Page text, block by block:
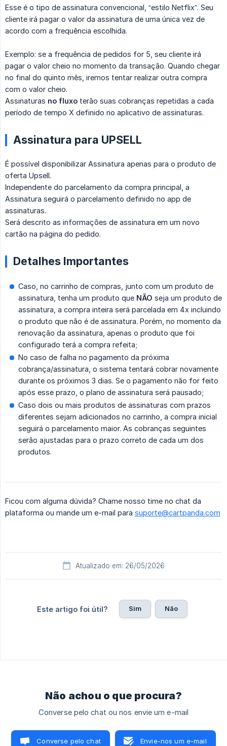
Esse é o tipo de assinatura convencional, “estilo Netflix”. Seu
cliente irá pagar o valor da assinatura de uma única vez de
acordo com a frequência escolhida.
Exemplo: se a frequência de pedidos for 5, seu cliente irá
pagar o valor cheio no momento da transação. Quando chegar
no final do quinto mês, iremos tentar realizar outra compra
com o valor cheio.
Assinaturas no fluxo terão suas cobranças repetidas a cada
período de tempo X definido no aplicativo de assinaturas.
Assinatura para UPSELL
É possível disponibilizar Assinatura apenas para o produto de
oferta Upsell.
Independente do parcelamento da compra principal, a
Assinatura seguirá o parcelamento definido no app de
assinaturas.
Será descrito as informações de assinatura em um novo
cartão na página do pedido.
Detalhes Importantes
Caso, no carrinho de compras, junto com um produto de
assinatura, tenha um produto que NÃO seja um produto de
assinatura, a compra inteira será parcelada em 4x incluindo
o produto que não é de assinatura. Porém, no momento da
renovação da assinatura, apenas o produto que foi
configurado terá a compra refeita;
No caso de falha no pagamento da próxima
cobrança/assinatura, o sistema tentará cobrar novamente
durante os próximos 3 dias. Se o pagamento não for feito
após esse prazo, o plano de assinatura será pausado;
Caso dois ou mais produtos de assinaturas com prazos
diferentes sejam adicionados no carrinho, a compra inicial
seguirá o parcelamento maior. As cobranças seguintes
serão ajustadas para o prazo correto de cada um dos
produtos.
Ficou com alguma dúvida? Chame nosso time no chat da
plataforma ou mande um e-mail para suporte@cartpanda.com
Atualizado em: 26/05/2026
Este artigo foi útil? Sim Não
Não achou o que procura?
Converse pelo chat ou nos envie um e-mail
Converse pelo chat Envie-nos um e-mail